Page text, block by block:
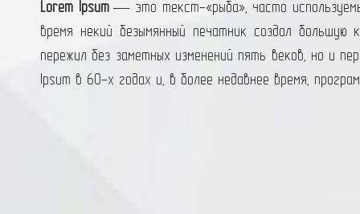
Lorem Ipsum— это текст-«рыба», часто
время некий безымянный печатник создал
пережил без заметных изменений пять веков, но и
Ipsum в 60-х годах и, в более недавнее время,